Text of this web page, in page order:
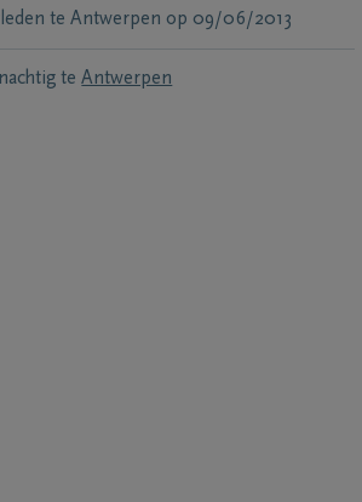
te Antwerpen op 09/06/2013
te Antwerpen